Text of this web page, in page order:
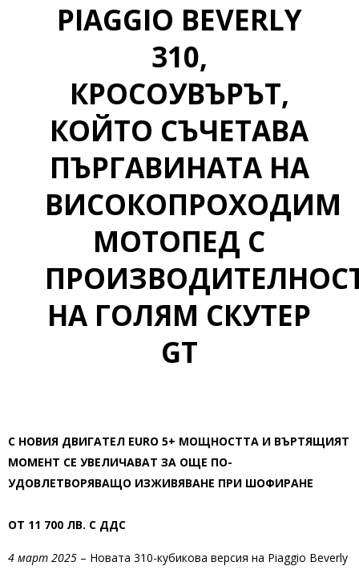
PIAGGIO BEVERLY
310,
КРОСОУВЪРЪТ,
КОЙТО СЪЧЕТАВА
ПЪРГАВИНАТА НА
ВИСОКОПРОХОДИМ
МОТОПЕД С
НА ГОЛЯМ СКУТЕР
GT
С НОВИЯ ДВИГАТЕЛ EURO 5+ МОЩНОСТТА И ВЪРТЯЩИЯТ
МОМЕНТ СЕ УВЕЛИЧАВАТ ЗА ОЩЕ ПО-
УДОВЛЕТВОРЯВАЩО ИЗЖИВЯВАНЕ ПРИ ШОФИРАНЕ
ОТ 11 700 ЛВ. С ДДС
4 март 2025 – Новата 310-кубикова версия на Piaggio Beverly